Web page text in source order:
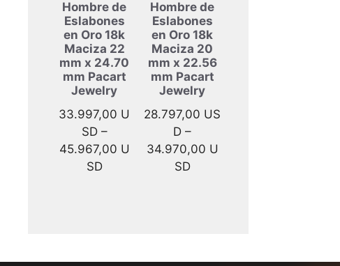
Hombre de
Eslabones
en Oro 18k
Maciza 22
mm x 24.70
mm Pacart
Jewelry
33.997,00 U
SD –
45.967,00 U
SDRango
Hombre de
Eslabones
en Oro 18k
Maciza 20
mm x 22.56
mm Pacart
Jewelry
28.797,00 US
D –
34.970,00 U
SDRango